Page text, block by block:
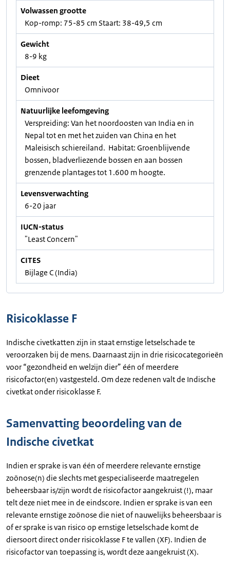
Volwassen grootte
Kop-romp: 75-85 cm Staart: 38-49,5 cm
Gewicht
8-9 kg
Dieet
Omnivoor
Natuurlijke leefomgeving
Verspreiding: Van het noordoosten van India en in
Nepal tot en met het zuiden van China en het
Maleisisch schiereiland. Habitat: Groenblijvende
bossen, bladverliezende bossen en aan bossen
grenzende plantages tot 1.600 m hoogte.
Levensverwachting
6-20 jaar
IUCN-status
"Least Concern"
CITES
Bijlage C (India)
Risicoklasse F
Indische civetkatten zijn in staat ernstige letselschade te
veroorzaken bij de mens. Daarnaast zijn in drie risicocategorieën
voor “gezondheid en welzijn dier” één of meerdere
risicofactor(en) vastgesteld. Om deze redenen valt de Indische
civetkat onder risicoklasse F.
Samenvatting beoordeling van de
Indische civetkat
Indien er sprake is van één of meerdere relevante ernstige
zoönose(n) die slechts met gespecialiseerde maatregelen
beheersbaar is/zijn wordt de risicofactor aangekruist (!), maar
telt deze niet mee in de eindscore. Indien er sprake is van een
relevante ernstige zoönose die niet of nauwelijks beheersbaar is
of er sprake is van risico op ernstige letselschade komt de
diersoort direct onder risicoklasse F te vallen (XF). Indien de
risicofactor van toepassing is, wordt deze aangekruist (X).